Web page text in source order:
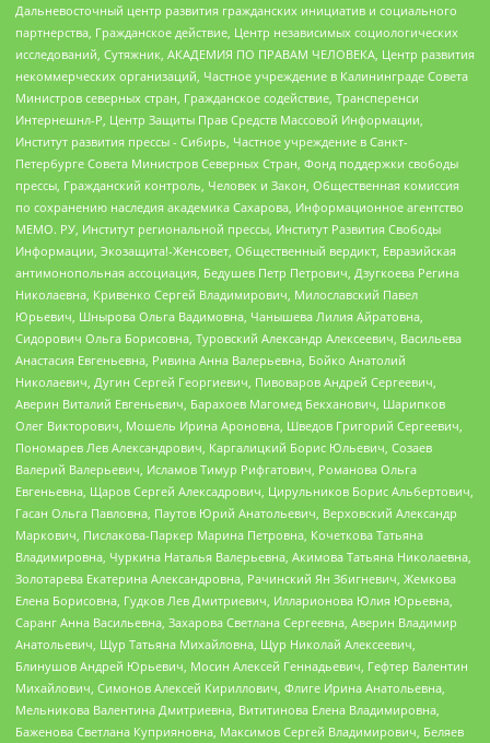
Дальневосточный центр развития гражданских инициатив и социального
партнерства, Гражданское действие, Центр независимых социологических
исследований, Сутяжник, АКАДЕМИЯ ПО ПРАВАМ ЧЕЛОВЕКА, Центр развития
некоммерческих организаций, Частное учреждение в Калининграде Совета
Министров северных стран, Гражданское содействие, Трансперенси
Интернешнл-Р, Центр Защиты Прав Средств Массовой Информации,
Институт развития прессы - Сибирь, Частное учреждение в Санкт-
Петербурге Совета Министров Северных Стран, Фонд поддержки свободы
прессы, Гражданский контроль, Человек и Закон, Общественная комиссия
по сохранению наследия академика Сахарова, Информационное агентство
МЕМО. РУ, Институт региональной прессы, Институт Развития Свободы
Информации, Экозащита!-Женсовет, Общественный вердикт, Евразийская
антимонопольная ассоциация, Бедушев Петр Петрович, Дзугкоева Регина
Николаевна, Кривенко Сергей Владимирович, Милославский Павел
Юрьевич, Шнырова Ольга Вадимовна, Чанышева Лилия Айратовна,
Сидорович Ольга Борисовна, Туровский Александр Алексеевич, Васильева
Анастасия Евгеньевна, Ривина Анна Валерьевна, Бойко Анатолий
Николаевич, Дугин Сергей Георгиевич, Пивоваров Андрей Сергеевич,
Аверин Виталий Евгеньевич, Барахоев Магомед Бекханович, Шарипков
Олег Викторович, Мошель Ирина Ароновна, Шведов Григорий Сергеевич,
Пономарев Лев Александрович, Каргалицкий Борис Юльевич, Созаев
Валерий Валерьевич, Исламов Тимур Рифгатович, Романова Ольга
Евгеньевна, Щаров Сергей Алексадрович, Цирульников Борис Альбертович,
Гасан Ольга Павловна, Паутов Юрий Анатольевич, Верховский Александр
Маркович, Пислакова-Паркер Марина Петровна, Кочеткова Татьяна
Владимировна, Чуркина Наталья Валерьевна, Акимова Татьяна Николаевна,
Золотарева Екатерина Александровна, Рачинский Ян Збигневич, Жемкова
Елена Борисовна, Гудков Лев Дмитриевич, Илларионова Юлия Юрьевна,
Саранг Анна Васильевна, Захарова Светлана Сергеевна, Аверин Владимир
Анатольевич, Щур Татьяна Михайловна, Щур Николай Алексеевич,
Блинушов Андрей Юрьевич, Мосин Алексей Геннадьевич, Гефтер Валентин
Михайлович, Симонов Алексей Кириллович, Флиге Ирина Анатольевна,
Мельникова Валентина Дмитриевна, Вититинова Елена Владимировна,
Баженова Светлана Куприяновна, Максимов Сергей Владимирович, Беляев